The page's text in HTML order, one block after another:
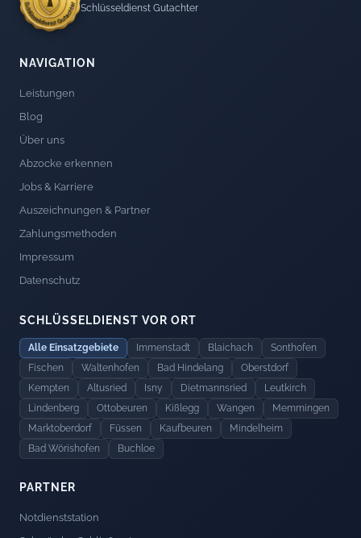
Schlüsseldienst Gutachter
NAVIGATION
Leistungen
Blog
Über uns
Abzocke erkennen
Jobs & Karriere
Auszeichnungen & Partner
Zahlungsmethoden
Impressum
Datenschutz
SCHLÜSSELDIENST VOR ORT
Alle Einsatzgebiete Immenstadt Blaichach
Sonthofen
Fischen
Waltenhofen Bad Hindelang
Oberstdorf
Kempten
Altusried Isny Dietmannsried
Leutkirch
Lindenberg
Ottobeuren Kißlegg Wangen
Memmingen
Marktoberdorf
Füssen Kaufbeuren
Mindelheim
Bad Wörishofen
Buchloe
PARTNER
Notdienststation